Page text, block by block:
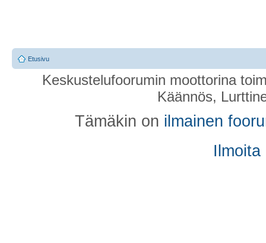
Etusivu
Keskustelufoorumin moottorina
Käännös,
Tämäkin on ilmainen